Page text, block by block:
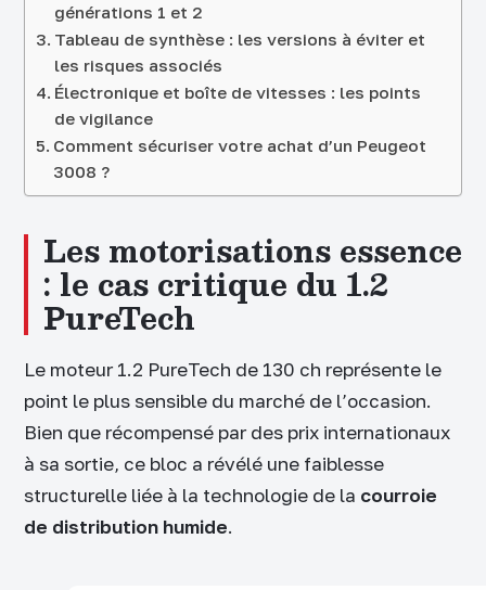
générations 1 et 2
Tableau de synthèse : les versions à éviter et
les risques associés
Électronique et boîte de vitesses : les points
de vigilance
Comment sécuriser votre achat d’un Peugeot
3008 ?
Les motorisations essence
: le cas critique du 1.2
PureTech
Le moteur 1.2 PureTech de 130 ch représente le
point le plus sensible du marché de l’occasion.
Bien que récompensé par des prix internationaux
à sa sortie, ce bloc a révélé une faiblesse
structurelle liée à la technologie de la courroie
de distribution humide.